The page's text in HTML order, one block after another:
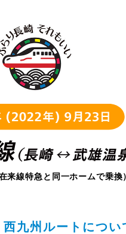
来線特急と同一ホームで乗換
九州ルートについ